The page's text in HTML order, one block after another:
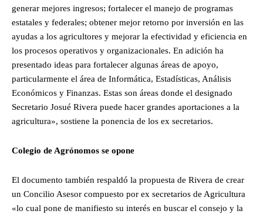
generar mejores ingresos; fortalecer el manejo de programas
estatales y federales; obtener mejor retorno por inversión en las
ayudas a los agricultores y mejorar la efectividad y eficiencia en
los procesos operativos y organizacionales. En adición ha
presentado ideas para fortalecer algunas áreas de apoyo,
particularmente el área de Informática, Estadísticas, Análisis
Económicos y Finanzas. Estas son áreas donde el designado
Secretario Josué Rivera puede hacer grandes aportaciones a la
agricultura», sostiene la ponencia de los ex secretarios.
Colegio de Agrónomos se opone
El documento también respaldó la propuesta de Rivera de crear
un Concilio Asesor compuesto por ex secretarios de Agricultura
«lo cual pone de manifiesto su interés en buscar el consejo y la